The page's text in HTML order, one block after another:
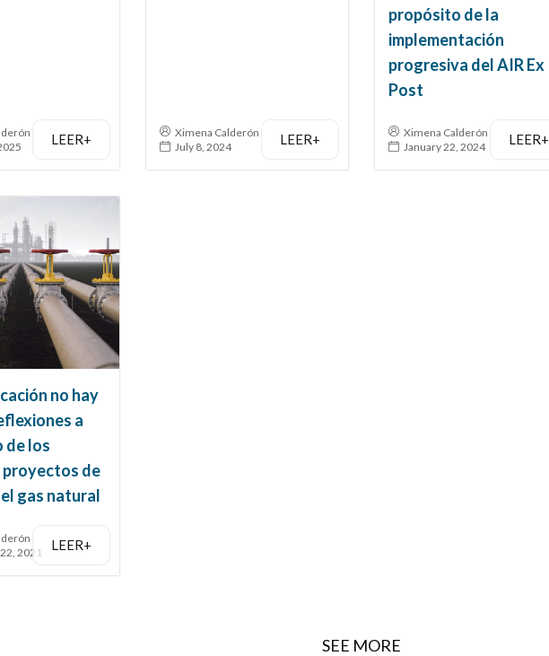
LEER+
Ximena Calderón
July 8, 2024
LEER+
propósito de la
implementación
progresiva del AIR Ex
Post
Ximena Calderón
January 22, 2024
LEER+
no hay
a
de los
de
gas natural
2021
LEER+
SEE MORE